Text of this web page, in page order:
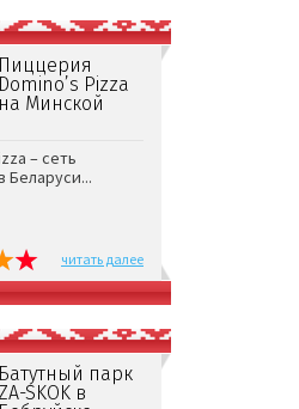
Пиццерия
Domino’s Pizza
на Минской
– сеть
Беларуси...
читать далее
Батутный парк
ZA-SKOK в